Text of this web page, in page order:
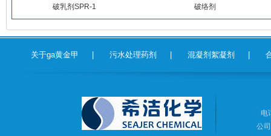
破乳剂SPR-1 破络剂
关于ga黄金甲 污水处理药剂 混凝剂絮凝剂
电
公